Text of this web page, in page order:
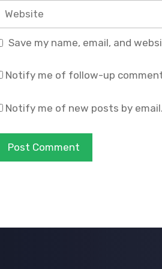
Website
Save my name, email, and
Notify me of follow-up
Notify me of new posts by email.